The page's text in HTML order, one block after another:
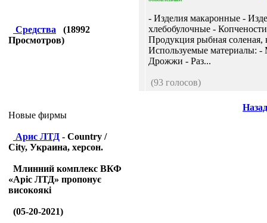
Средства (18992
Просмотров)
Новые фирмы
Арис ЛТД - Country /
City, Украина, херсон.
Млинний комплекс ВКФ
«Аріс ЛТД» пропонує
високоякі
(05-20-2021)
- Изделия макаронные -
хлебобулочные -
Продукция рыбная соленая,
Используемые материалы: -
Дрожжи - Раз...
(93 голосов)
Назад